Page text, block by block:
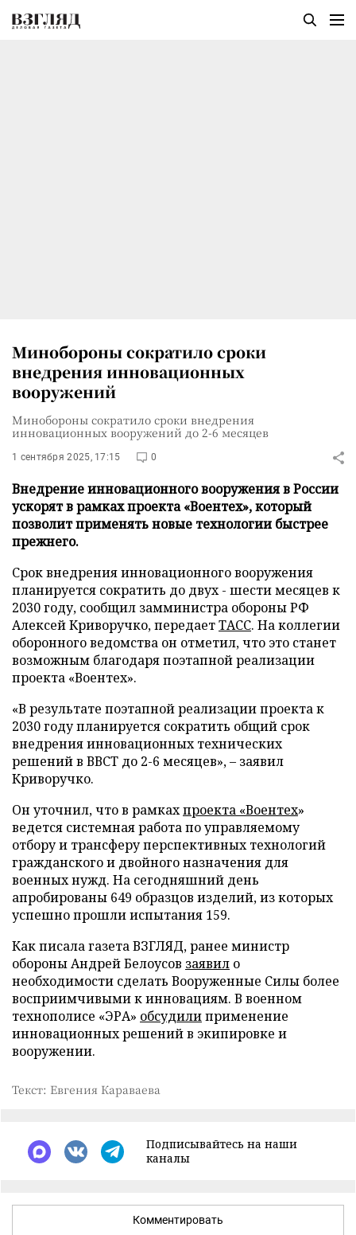
Минобороны сократило сроки
внедрения инновационных
вооружений
Минобороны сократило сроки внедрения
инновационных вооружений до 2-6 месяцев
1 сентября 2025, 17:15 0
Внедрение инновационного вооружения в России
ускорят в рамках проекта «Воентех», который
позволит применять новые технологии быстрее
прежнего.
Срок внедрения инновационного вооружения
планируется сократить до двух - шести месяцев к
2030 году, сообщил замминистра обороны РФ
Алексей Криворучко, передаетТАСС. На коллегии
оборонного ведомства он отметил, что это станет
возможным благодаря поэтапной реализации
проекта «Воентех».
«В результате поэтапной реализации проекта к
2030 году планируется сократить общий срок
внедрения инновационных технических
решений в ВВСТ до 2-6 месяцев», – заявил
Криворучко.
Он уточнил, что в рамкахпроекта «Воентех»
ведется системная работа по управляемому
отбору и трансферу перспективных технологий
гражданского и двойного назначения для
военных нужд. На сегодняшний день
апробированы 649 образцов изделий, из которых
успешно прошли испытания 159.
Как писала газета ВЗГЛЯД, ранее министр
обороны Андрей Белоусов заявил о
необходимости сделать Вооруженные Силы более
восприимчивыми к инновациям. В военном
технополисе «ЭРА» обсудилиприменение
инновационных решений в экипировке и
вооружении.
Текст: Евгения Караваева
Подписывайтесь на наши
каналы
Комментировать